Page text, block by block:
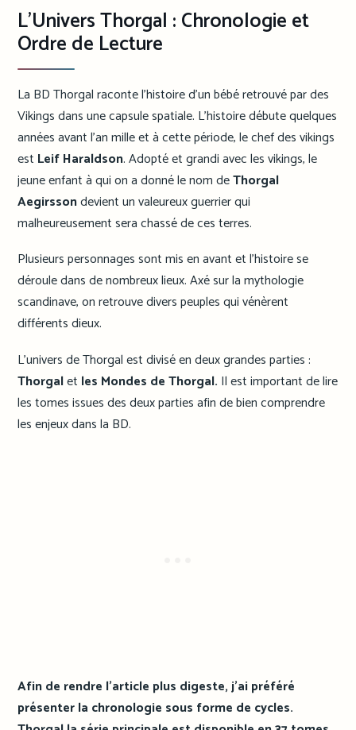
L’Univers Thorgal : Chronologie et
Ordre de Lecture
La BD Thorgal raconte l’histoire d’un bébé retrouvé par des
Vikings dans une capsule spatiale. L’histoire débute quelques
années avant l’an mille et à cette période, le chef des vikings
est Leif Haraldson. Adopté et grandi avec les vikings, le
jeune enfant à qui on a donné le nom deThorgal
Aegirssondevient un valeureux guerrier qui
malheureusement sera chassé de ces terres.
Plusieurs personnages sont mis en avant et l’histoire se
déroule dans de nombreux lieux. Axé sur la mythologie
scandinave, on retrouve divers peuples qui vénèrent
différents dieux.
L’univers de Thorgal est divisé en deux grandes parties :
Thorgalet les Mondes de Thorgal. Il est important de lire
les tomes issues des deux parties afin de bien comprendre
les enjeux dans la BD.
Afin de rendre l’article plus digeste, j’ai préféré
présenter la chronologie sous forme de cycles.